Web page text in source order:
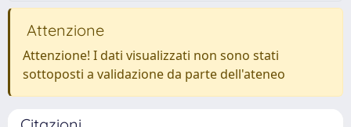
Attenzione
Attenzione! I dati visualizzati non sono stati
sottoposti a validazione da parte dell'ateneo